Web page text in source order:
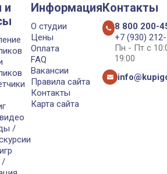
и
/
/
Информация
О студии
Цены
Оплата
FAQ
Вакансии
Правила сайта
Контакты
Карта сайта
Контакты
8 800 200-
+7 (930)
Пн - Пт с
19:00